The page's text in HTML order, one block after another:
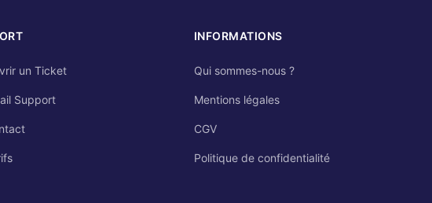
un Ticket
Support
INFORMATIONS
Qui sommes-nous ?
Mentions légales
CGV
Politique de confidentialité